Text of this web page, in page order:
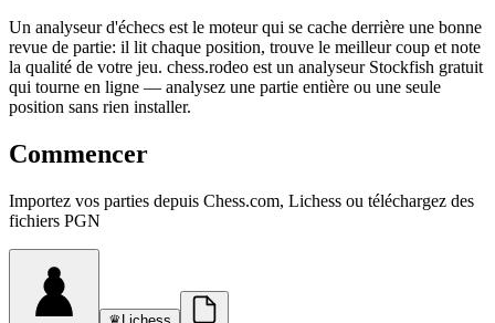
Un analyseur d'échecs est le moteur qui se cache derrière une bonne
revue de partie: il lit chaque position, trouve le meilleur coup et note
la qualité de votre jeu. chess.rodeo est un analyseur Stockfish gratuit
qui tourne en ligne — analysez une partie entière ou une seule
position sans rien installer.
Commencer
Importez vos parties depuis Chess.com, Lichess ou téléchargez des
fichiers PGN